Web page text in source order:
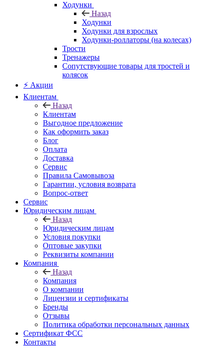
Ходунки
Назад
Ходунки
Ходунки для взрослых
Ходунки-роллаторы (на колесах)
Трости
Тренажеры
Сопутствующие товары для тростей и
колясок
⚡ Акции
Клиентам
Назад
Клиентам
Выгодное предложение
Как оформить заказ
Блог
Оплата
Доставка
Сервис
Правила Самовывоза
Гарантии, условия возврата
Вопрос-ответ
Сервис
Юридическим лицам
Назад
Юридическим лицам
Условия покупки
Оптовые закупки
Реквизиты компании
Компания
Назад
Компания
О компании
Лицензии и сертификаты
Бренды
Отзывы
Политика обработки персональных данных
Сертификат ФСС
Контакты